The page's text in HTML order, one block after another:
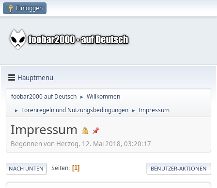
Einloggen
Hauptmenü
foobar2000 auf Deutsch ► Willkommen
► Forenregeln und Nutzungsbedingungen ► Impressum
Impressum
Begonnen von Herzog, 12. Mai 2018, 03:20:17
NACH UNTEN Seiten 1 BENUTZER-AKTIONEN